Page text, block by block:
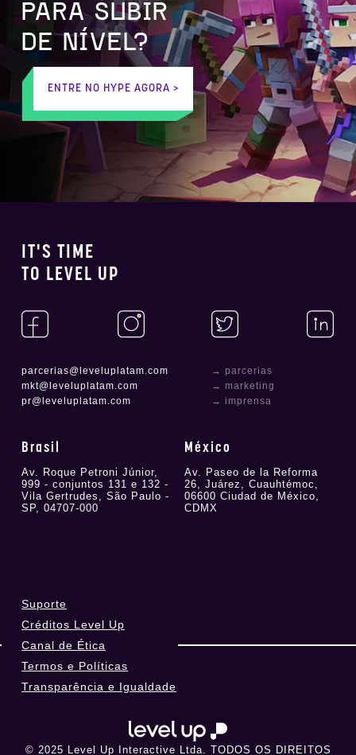
PARA SUBIR
DE NÍVEL?
ENTRE NO HYPE AGORA >
IT'S TIME
TO LEVEL UP
parcerias@leveluplatam.com
→ parcerias
mkt@leveluplatam.com
→ marketing
pr@leveluplatam.com
→ imprensa
Brasil
Av. Roque Petroni Júnior,
999 - conjuntos 131 e 132 -
Vila Gertrudes, São Paulo -
SP, 04707-000
México
Av. Paseo de la Reforma
26, Juárez, Cuauhtémoc,
06600 Ciudad de México,
CDMX
Suporte
Créditos Level Up
Canal de Ética
Termos e Políticas
Transparência e Igualdade
© 2025 Level Up Interactive Ltda. TODOS OS DIREITOS